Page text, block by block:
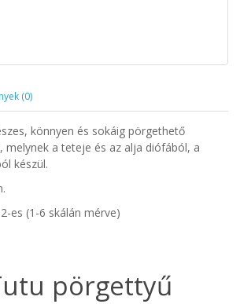
(0)
könnyen és sokáig pörgethető
melynek a teteje és az alja diófából, a
készül.
es (1-6 skálán mérve)
pörgettyű